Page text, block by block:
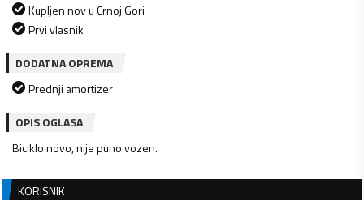
Kupljen nov u Crnoj Gori
Prvi vlasnik
DODATNA OPREMA
Prednji amortizer
OPIS OGLASA
Biciklo novo, nije puno vozen.
KORISNIK